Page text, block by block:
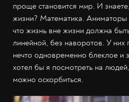
проще становится мир. И
жизни? Математика. Аниматоры
что жизнь вне жизни должна
линейной, без наворотов. У них
нечто одновременно блеклое
хотел бы я посмотреть на
можно оскорбиться.